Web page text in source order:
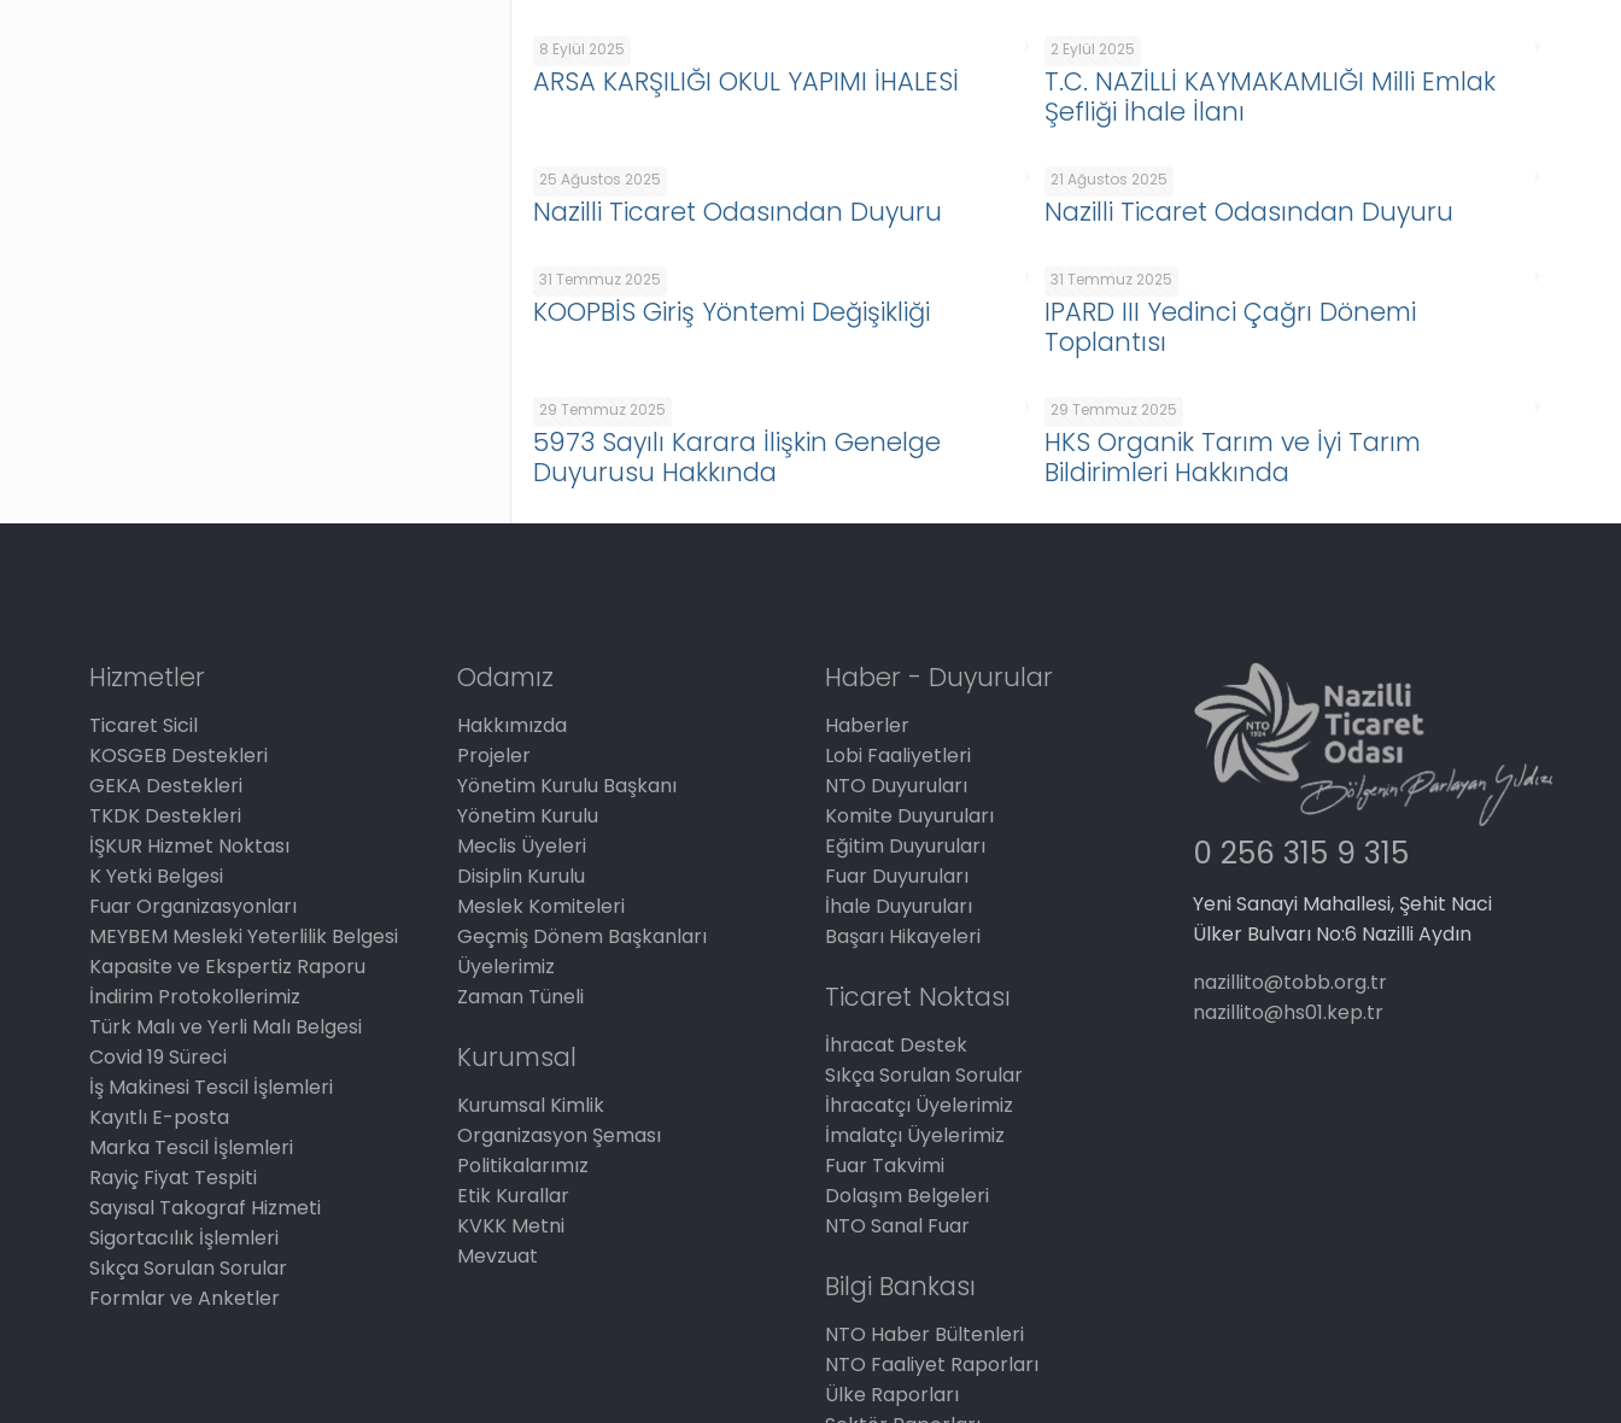
8 Eylül 2025
ARSA KARŞILIĞI OKUL YAPIMI İHALESİ
2 Eylül 2025
T.C. NAZİLLİ KAYMAKAMLIĞI Milli Emlak
Şefliği İhale İlanı
25 Ağustos 2025
Nazilli Ticaret Odasından Duyuru
21 Ağustos 2025
Nazilli Ticaret Odasından Duyuru
31 Temmuz 2025
KOOPBİS Giriş Yöntemi Değişikliği
31 Temmuz 2025
IPARD III Yedinci Çağrı Dönemi
Toplantısı
29 Temmuz 2025
5973 Sayılı Karara İlişkin Genelge
Duyurusu Hakkında
29 Temmuz 2025
HKS Organik Tarım ve İyi Tarım
Bildirimleri Hakkında
Hizmetler
Ticaret Sicil
KOSGEB Destekleri
GEKA Destekleri
TKDK Destekleri
İŞKUR Hizmet Noktası
K Yetki Belgesi
Fuar Organizasyonları
MEYBEM Mesleki Yeterlilik Belgesi
Kapasite ve Ekspertiz Raporu
İndirim Protokollerimiz
Türk Malı ve Yerli Malı Belgesi
Covid 19 Süreci
İş Makinesi Tescil İşlemleri
Kayıtlı E-posta
Marka Tescil İşlemleri
Rayiç Fiyat Tespiti
Sayısal Takograf Hizmeti
Sigortacılık İşlemleri
Sıkça Sorulan Sorular
Formlar ve Anketler
Odamız
Hakkımızda
Projeler
Yönetim Kurulu Başkanı
Yönetim Kurulu
Meclis Üyeleri
Disiplin Kurulu
Meslek Komiteleri
Geçmiş Dönem Başkanları
Üyelerimiz
Zaman Tüneli
Kurumsal
Kurumsal Kimlik
Organizasyon Şeması
Politikalarımız
Etik Kurallar
KVKK Metni
Mevzuat
Haber - Duyurular
Haberler
Lobi Faaliyetleri
NTO Duyuruları
Komite Duyuruları
Eğitim Duyuruları
Fuar Duyuruları
İhale Duyuruları
Başarı Hikayeleri
Ticaret Noktası
İhracat Destek
Sıkça Sorulan Sorular
İhracatçı Üyelerimiz
İmalatçı Üyelerimiz
Fuar Takvimi
Dolaşım Belgeleri
NTO Sanal Fuar
Bilgi Bankası
NTO Haber Bültenleri
NTO Faaliyet Raporları
Ülke Raporları
0 256 315 9 315
Yeni Sanayi Mahallesi, Şehit Naci
Ülker Bulvarı No:6 Nazilli Aydın
nazillito@tobb.org.tr
nazillito@hs01.kep.tr